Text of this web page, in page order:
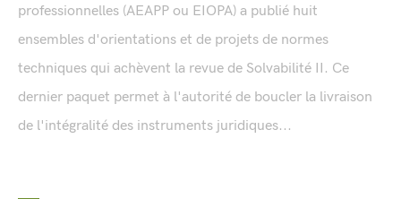
professionnelles (AEAPP ou EIOPA) a publié huit
ensembles d'orientations et de projets de normes
techniques qui achèvent la revue de Solvabilité II. Ce
dernier paquet permet à l'autorité de boucler la livraison
de l'intégralité des instruments juridiques...